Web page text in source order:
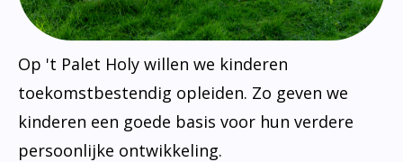
Op 't Palet Holy willen we kinderen
toekomstbestendig opleiden. Zo geven we
kinderen een goede basis voor hun verdere
persoonlijke ontwikkeling.